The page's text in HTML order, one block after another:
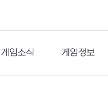
게임소식
공지사항
게임정보
세계관